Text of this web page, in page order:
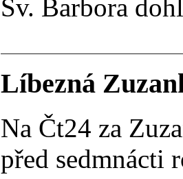
Sv. Barbora
Líbezná
Na Čt24 za
před sedmnácti